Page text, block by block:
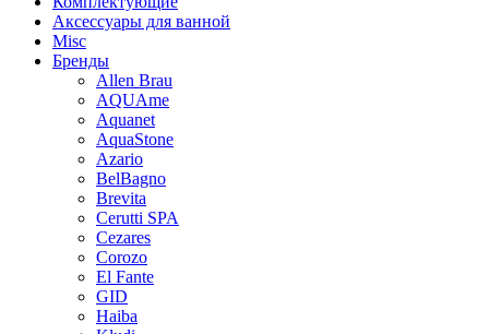
Аксессуары для ванной
Misc
Бренды
Allen Brau
AQUAme
Aquanet
AquaStone
Azario
BelBagno
Brevita
Cerutti SPA
Cezares
Corozo
El Fante
GID
Haiba